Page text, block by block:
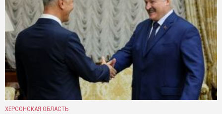
ХЕРСОНСКАЯ ОБЛАСТЬ